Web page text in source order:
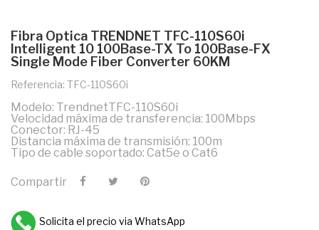
Fibra Optica TRENDNET TFC-110S60i
Intelligent 10 100Base-TX To 100Base-FX
Single Mode Fiber Converter 60KM
Referencia: TFC-110S60i
Modelo: TrendnetTFC-110S60i
Velocidad máxima de transferencia: 100Mbps
Conector: RJ-45
Distancia máxima de transmisión: 100m
Tipo de cable soportado: Cat5e o Cat6
Compartir
Solicita el precio via WhatsApp